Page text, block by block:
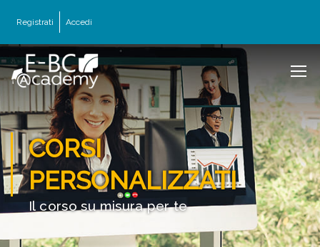
Registrati Accedi
CORSI
PERSONALIZZATI
Il corso su misura per te